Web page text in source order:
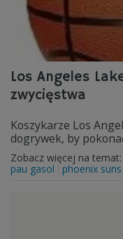
Los Angeles
zwycięstwa
Koszykarze Los
dogrywek, by
Zobacz więcej na temat:
pau gasol
phoenix suns